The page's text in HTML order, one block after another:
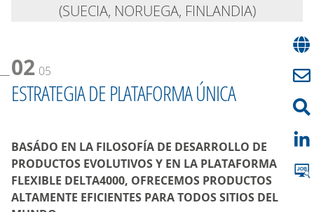
(SUECIA, NORUEGA, FINLANDIA)
02 05
ESTRATEGIA DE PLATAFORMA ÚNICA
BASÁDO EN LA FILOSOFÍA DE DESARROLLO DE
PRODUCTOS EVOLUTIVOS Y EN LA PLATAFORMA
FLEXIBLE DELTA4000, OFRECEMOS PRODUCTOS
ALTAMENTE EFICIENTES PARA TODOS SITIOS DEL